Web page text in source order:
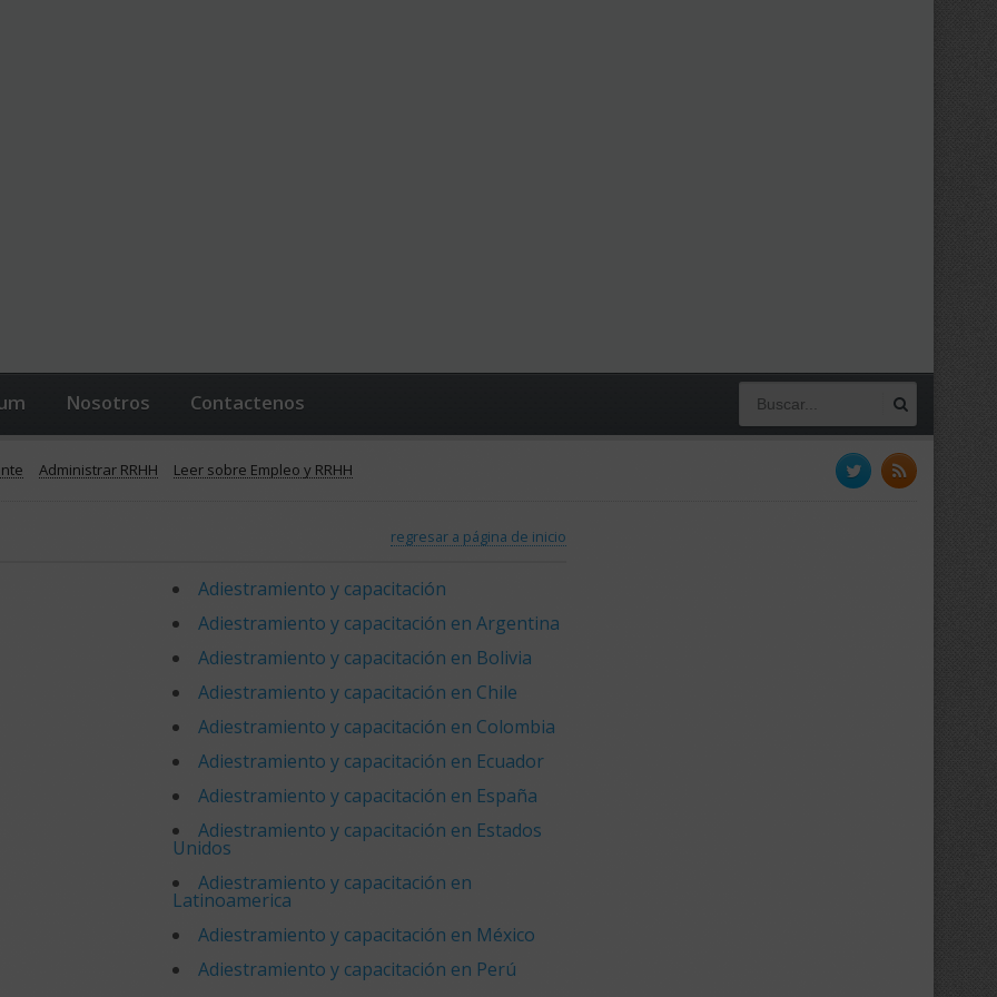
Nosotros Contactenos
Administrar RRHH Leer sobre Empleo y RRHH
regresar a página de inicio
Adiestramiento y capacitación
Adiestramiento y capacitación en Argentina
Adiestramiento y capacitación en Bolivia
Adiestramiento y capacitación en Chile
Adiestramiento y capacitación en Colombia
Adiestramiento y capacitación en Ecuador
Adiestramiento y capacitación en España
Adiestramiento y capacitación en Estados
Unidos
Adiestramiento y capacitación en
Latinoamerica
Adiestramiento y capacitación en México
Adiestramiento y capacitación en Perú